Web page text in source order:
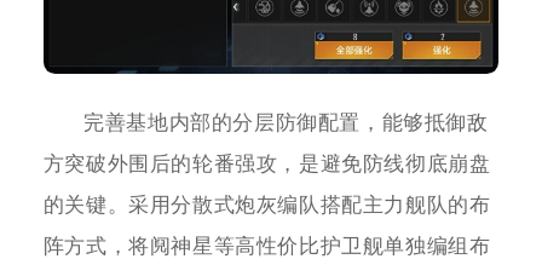
完善基地内部的分层防御配置，能够抵御敌
方突破外围后的轮番强攻，是避免防线彻底崩盘
的关键。采用分散式炮灰编队搭配主力舰队的布
阵方式，将阋神星等高性价比护卫舰单独编组布